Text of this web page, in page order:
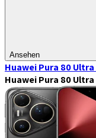
Ansehen
Huawei Pura 80 Ultra
Huawei Pura 80 Ultra